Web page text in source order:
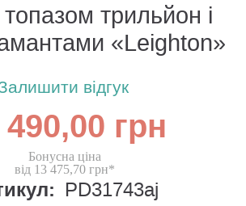
трильйон і
«Leighton»
відгук
грн
Бонусна ціна
від 13 475,70 грн*
PD31743aj